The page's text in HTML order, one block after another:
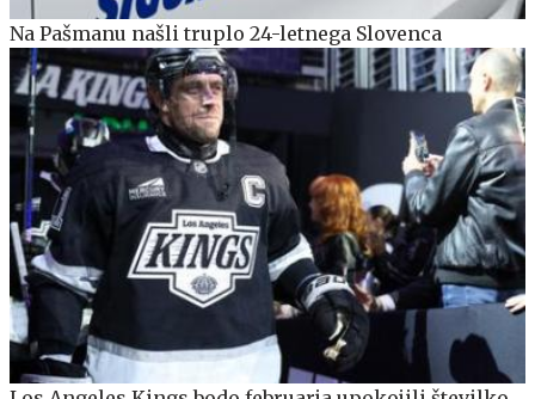
Na Pašmanu našli truplo 24-letnega Slovenca